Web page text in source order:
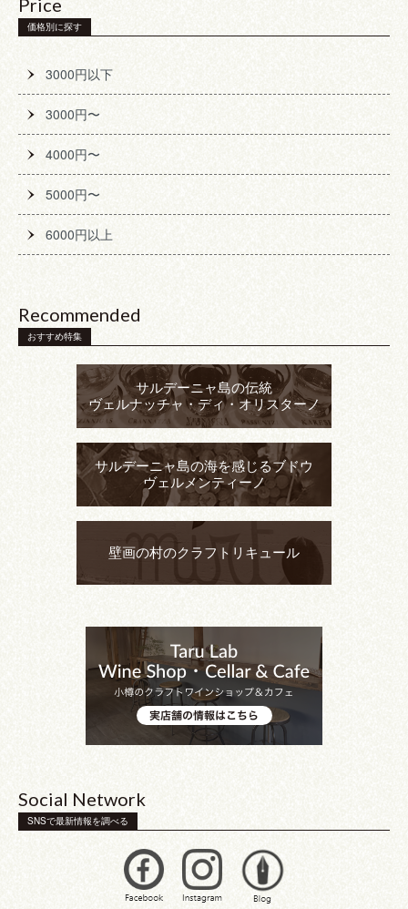
Price
価格別に探す
3000円以下
3000円〜
4000円〜
5000円〜
6000円以上
Recommended
おすすめ特集
サルデーニャ島の伝統
ヴェルナッチャ・ディ・オリスターノ
サルデーニャ島の海を感じるブドウ
ヴェルメンティーノ
壁画の村のクラフトリキュール
Social Network
SNSで最新情報を調べる